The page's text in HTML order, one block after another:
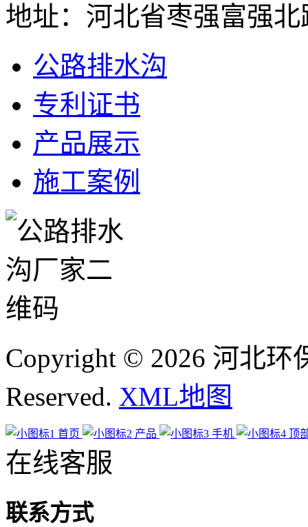
地址：河北省枣强富强北
公路排水沟
专利证书
产品展示
施工案例
Copyright © 2026 河北环
Reserved. XML地图
首页 产品 手机 顶
在线客服
联系方式